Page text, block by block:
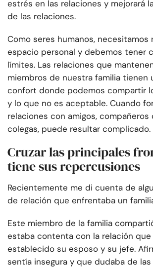
estrés en las relaciones y mejorará
de las relaciones.
Como seres humanos, necesitamos
espacio personal y debemos tener
límites. Las relaciones que
miembros de nuestra familia tienen
confort donde podemos compartir
y lo que no es aceptable. Cuando
relaciones con amigos,
colegas, puede resultar complicado.
Cruzar las principales
tiene sus repercusiones
Recientemente me di cuenta de
de relación que enfrentaba un
Este miembro de la familia
estaba contenta con la relación que
establecido su esposo y su jefe.
sentía insegura y que dudaba de